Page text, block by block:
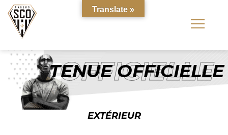
TENUE OFFICIELLE
OFFICIELLE
EXTÉRIEUR
Translate »